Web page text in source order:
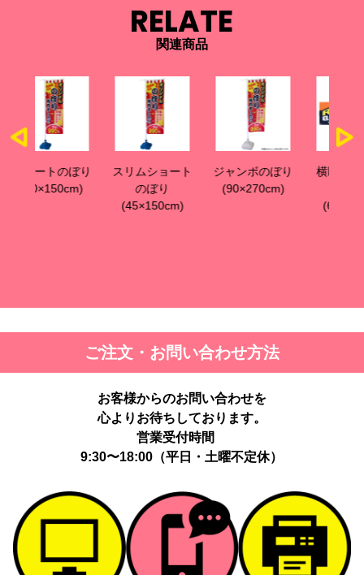
RELATE
関連商品
スリムショート
のぼり
ジャンボのぼり
(90×270cm)
横断幕 横長S
サイズ
ご注文・お問い合わせ方法
お客様からのお問い合わせを
心よりお待ちしております。
営業受付時間
9:30〜18:00（平日・土曜不定休）